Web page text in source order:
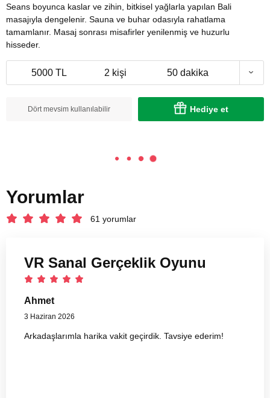
Seans boyunca kaslar ve zihin, bitkisel yağlarla yapılan Bali
masajıyla dengelenir. Sauna ve buhar odasıyla rahatlama
tamamlanır. Masaj sonrası misafirler yenilenmiş ve huzurlu
hisseder.
5000 TL 2 kişi 50 dakika
Dört mevsim kullanılabilir Hediye et
Yorumlar
61 yorumlar
VR Sanal Gerçeklik Oyunu
Ahmet
3 Haziran 2026
Arkadaşlarımla harika vakit geçirdik. Tavsiye ederim!